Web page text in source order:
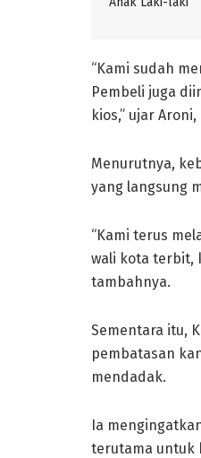
“Kami sudah
Pembeli juga
kios,” ujar
Menurutnya,
yang langsung
“Kami terus
wali kota terbit,
tambahnya.
Sementara itu,
pembatasan
mendadak.
Ia
terutama untuk